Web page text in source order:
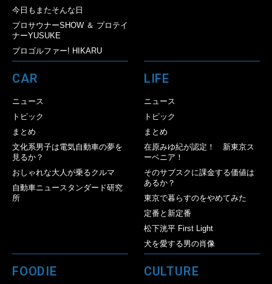
今日もまたそんな日
プロサウナーSHOW ＆ プロテイ
ナーYUSUKE
プロゴルファー! HIKARU
CAR
ニュース
トピック
まとめ
文化系男子は電気自動車の夢を
見るか？
おしゃれな大人が乗るクルマ
自動車ニュースタンダード研究
所
LIFE
ニュース
トピック
まとめ
在原みゆ紀が認定！ 新東京ス
ーベニア！
そのサブスクに課金する価値は
あるか？
東京で暮らすのをやめてみた
定番と新定番
松下洸平 First Light
犬を愛する男の肖像
FOODIE CULTURE